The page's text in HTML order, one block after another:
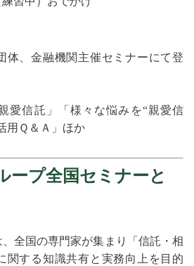
体、金融機関主催セミナーにて登
愛信託」「 様々な悩みを“親愛信
用Ｑ＆Ａ 」ほか
ープ全国セミナーと
全国の専門家が集まり「信託・相
関する知識共有と実務向上を目的